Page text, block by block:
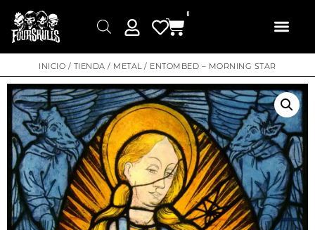
0
INICIO / TIENDA / METAL / ENTOMBED – MORNING STAR